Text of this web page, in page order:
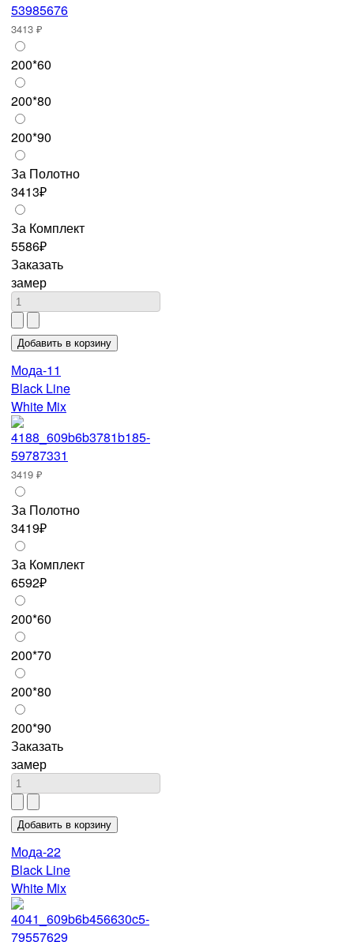
3413 ₽
200*60
200*80
200*90
За Полотно
3413₽
За Комплект
5586₽
Заказать
замер
Мода-11
Black Line
White Mix
3419 ₽
За Полотно
3419₽
За Комплект
6592₽
200*60
200*70
200*80
200*90
Заказать
замер
Мода-22
Black Line
White Mix